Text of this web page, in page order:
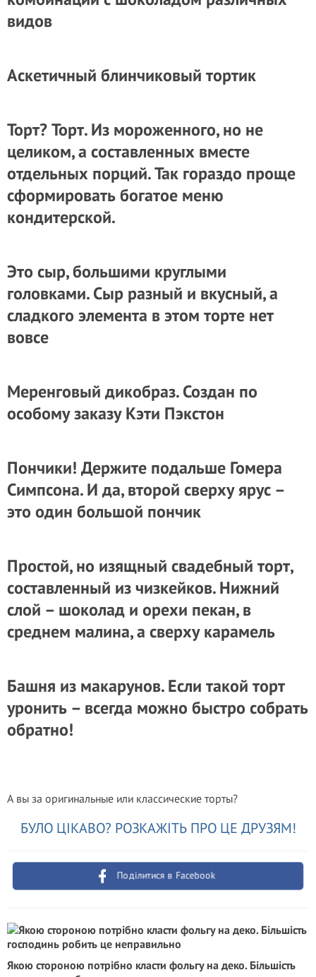
видов
Аскетичный блинчиковый тортик
Торт? Торт. Из мороженного, но не
целиком, а составленных вместе
отдельных порций. Так гораздо проще
сформировать богатое меню
кондитерской.
Это сыр, большими круглыми
головками. Сыр разный и вкусный, а
сладкого элемента в этом торте нет
вовсе
Меренговый дикобраз. Создан по
особому заказу Кэти Пэкстон
Пончики! Держите подальше Гомера
Симпсона. И да, второй сверху ярус –
это один большой пончик
Простой, но изящный свадебный торт,
составленный из чизкейков. Нижний
слой – шоколад и орехи пекан, в
среднем малина, а сверху карамель
Башня из макарунов. Если такой торт
уронить – всегда можно быстро собрать
обратно!
А вы за оригинальные или классические торты?
БУЛО ЦІКАВО? РОЗКАЖІТЬ ПРО ЦЕ ДРУЗЯМ!
Поділитися в Facebook
Якою стороною потрібно класти фольгу на деко. Більшість